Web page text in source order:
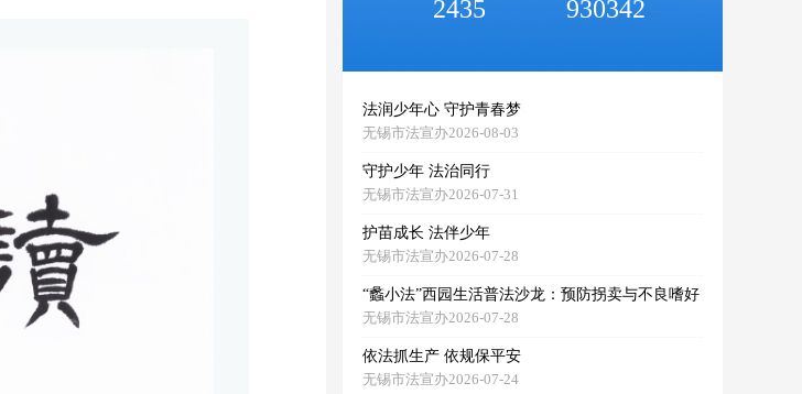
2435 930342
法润少年心 守护青春梦
无锡市法宣办2026-08-03
守护少年 法治同行
无锡市法宣办2026-07-31
护苗成长 法伴少年
无锡市法宣办2026-07-28
“蠡小法”西园生活普法沙龙：预防拐卖与不良嗜好
无锡市法宣办2026-07-28
依法抓生产 依规保平安
无锡市法宣办2026-07-24